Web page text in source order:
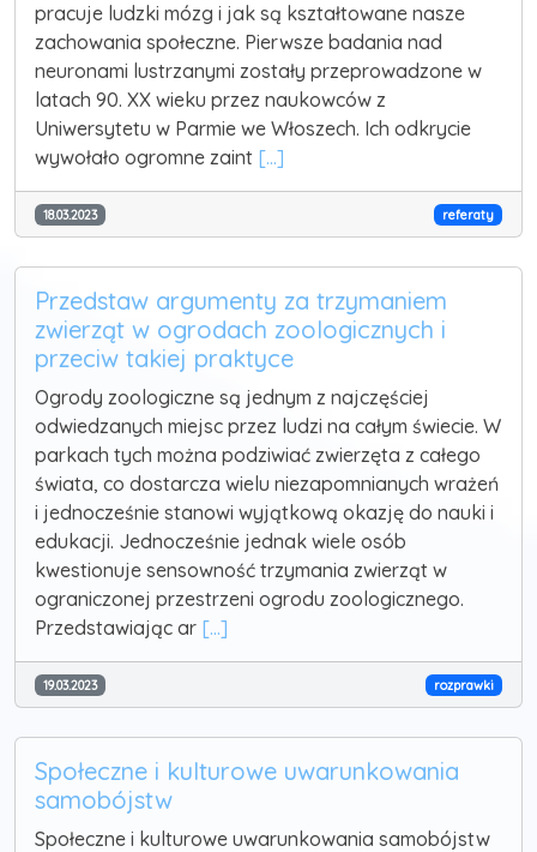
pracuje ludzki mózg i jak są kształtowane nasze
zachowania społeczne. Pierwsze badania nad
neuronami lustrzanymi zostały przeprowadzone w
latach 90. XX wieku przez naukowców z
Uniwersytetu w Parmie we Włoszech. Ich odkrycie
wywołało ogromne zaint [...]
18.03.2023 referaty
Przedstaw argumenty za trzymaniem
zwierząt w ogrodach zoologicznych i
przeciw takiej praktyce
Ogrody zoologiczne są jednym z najczęściej
odwiedzanych miejsc przez ludzi na całym świecie. W
parkach tych można podziwiać zwierzęta z całego
świata, co dostarcza wielu niezapomnianych wrażeń
i jednocześnie stanowi wyjątkową okazję do nauki i
edukacji. Jednocześnie jednak wiele osób
kwestionuje sensowność trzymania zwierząt w
ograniczonej przestrzeni ogrodu zoologicznego.
Przedstawiając ar [...]
19.03.2023 rozprawki
Społeczne i kulturowe uwarunkowania
samobójstw
Społeczne i kulturowe uwarunkowania samobójstw